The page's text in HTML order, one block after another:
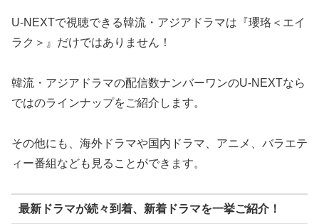
U-NEXTで視聴できる韓流・アジアドラマは『瓔珞＜エイ
ラク＞』だけではありません！
韓流・アジアドラマの配信数ナンバーワンのU-NEXTなら
ではのラインナップをご紹介します。
その他にも、海外ドラマや国内ドラマ、アニメ、バラエテ
ィー番組なども見ることができます。
最新ドラマが続々到着、新着ドラマを一挙ご紹介！